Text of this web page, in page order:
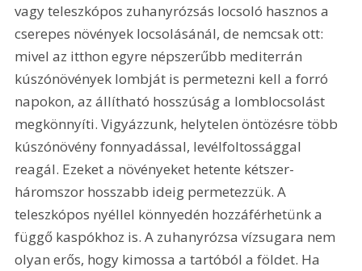
vagy teleszkópos zuhanyrózsás locsoló hasznos a
cserepes növények locsolásánál, de nemcsak ott:
mivel az itthon egyre népszerűbb mediterrán
kúszónövények lombját is permetezni kell a forró
napokon, az állítható hosszúság a lomblocsolást
megkönnyíti. Vigyázzunk, helytelen öntözésre több
kúszónövény fonnyadással, levélfoltossággal
reagál. Ezeket a növényeket hetente kétszer-
háromszor hosszabb ideig permetezzük. A
teleszkópos nyéllel könnyedén hozzáférhetünk a
függő kaspókhoz is. A zuhanyrózsa vízsugara nem
olyan erős, hogy kimossa a tartóból a földet. Ha